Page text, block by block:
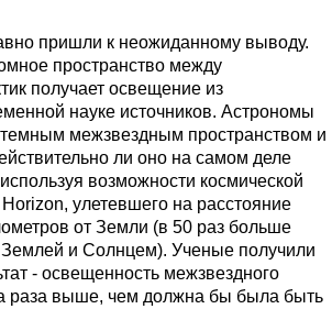
пришли к неожиданному выводу.
пространство между
получает освещение из
науке источников. Астрономы
темным межзвездным пространством и
ли оно на самом деле
возможности космической
улетевшего на расстояние
от Земли (в 50 раз больше
и Солнцем). Ученые получили
- освещенность межзвездного
раза выше, чем должна бы была быть